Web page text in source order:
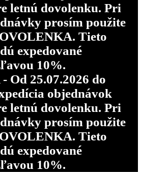
letnú dovolenku. Pri
prosím použite
Tieto
expedované
10%.
Od 25.07.2026 do
objednávok
letnú dovolenku. Pri
prosím použite
Tieto
expedované
10%.